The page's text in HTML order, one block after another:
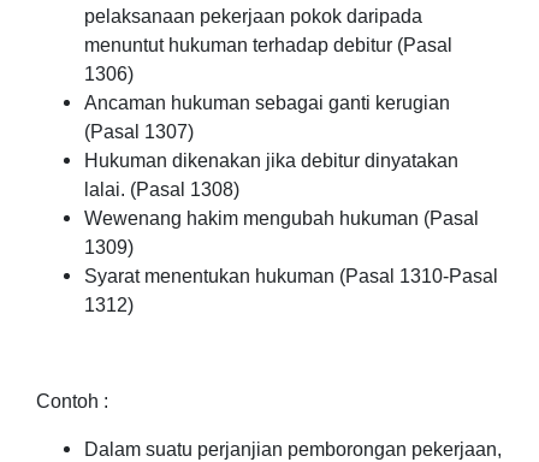
pelaksanaan pekerjaan pokok daripada
menuntut hukuman terhadap debitur (Pasal
1306)
Ancaman hukuman sebagai ganti kerugian
(Pasal 1307)
Hukuman dikenakan jika debitur dinyatakan
lalai. (Pasal 1308)
Wewenang hakim mengubah hukuman (Pasal
1309)
Syarat menentukan hukuman (Pasal 1310-Pasal
1312)
Contoh :
Dalam suatu perjanjian pemborongan pekerjaan,